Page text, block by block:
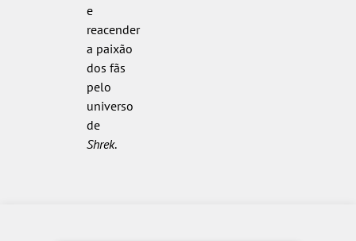
e
reacender
a paixão
dos fãs
pelo
universo
de
Shrek.